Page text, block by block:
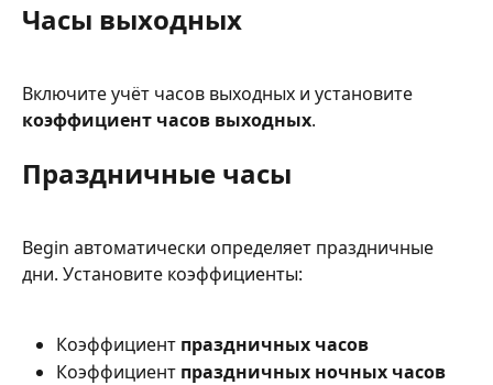
Часы выходных
Включите учёт часов выходных и установите
коэффициент часов выходных.
Праздничные часы
Begin автоматически определяет праздничные
дни. Установите коэффициенты:
Коэффициент праздничных часов
Коэффициент праздничных ночных часов